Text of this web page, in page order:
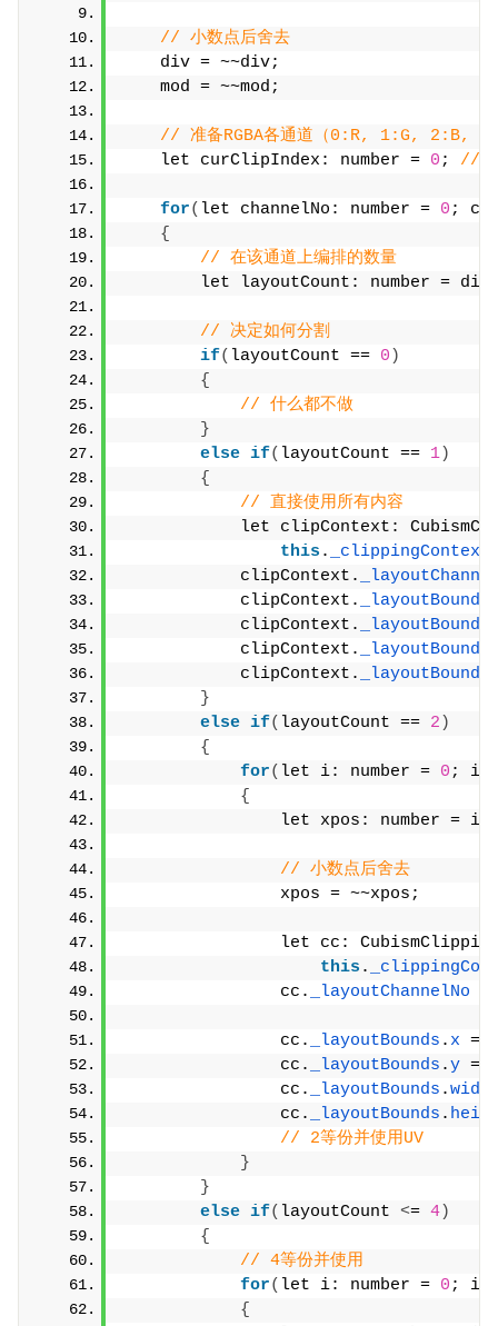
// 小数点后舍去
    div = ~~div;
    mod = ~~mod;
// 准备RGBA各通道（0:R, 1:G, 2:B,
    let curClipIndex: number =
0 ; //
for( let channelNo: number = 0 ;
{
// 在该通道上编排的数量
let layoutCount: number =
// 决定如何分割
if( layoutCount == 0 )
{
// 什么都不做
}
else if( layoutCount == 1)
{
// 直接使用所有内容
let clipContext:
this .
            clipContext.
            clipContext.
_layoutBounds
            clipContext.
_layoutBounds
            clipContext.
_layoutBounds
            clipContext.
_layoutBounds
}
else if( layoutCount == 2 )
{
for( let i: number = 0 ; i
{
let xpos: number = i
// 小数点后舍去
                xpos = ~~xpos;
let cc:
this .
                cc.
_layoutChannelNo
                cc.
_layoutBounds . x =
                cc.
_layoutBounds .y =
                cc.
_layoutBounds .
                cc.
_layoutBounds .
// 2等份并使用UV
}
}
else if( layoutCount <= 4)
{
// 4等份并使用
for( let i: number = 0 ; i
{